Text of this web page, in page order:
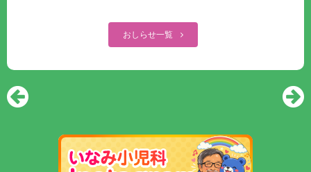
おしらせ一覧